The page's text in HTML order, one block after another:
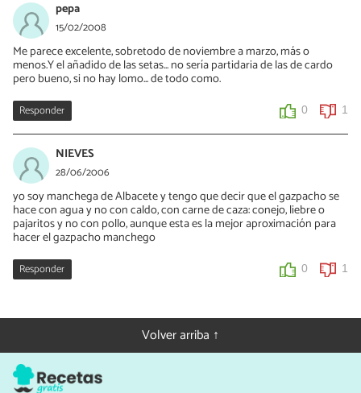
pepa
15/02/2008
Me parece excelente, sobretodo de noviembre a marzo, más o
menos.Y el añadido de las setas... no sería partidaria de las de cardo
pero bueno, si no hay lomo... de todo como.
Responder 0 1
NIEVES
28/06/2006
yo soy manchega de Albacete y tengo que decir que el gazpacho se
hace con agua y no con caldo, con carne de caza: conejo, liebre o
pajaritos y no con pollo, aunque esta es la mejor aproximación para
hacer el gazpacho manchego
Responder 0 1
Volver arriba ↑